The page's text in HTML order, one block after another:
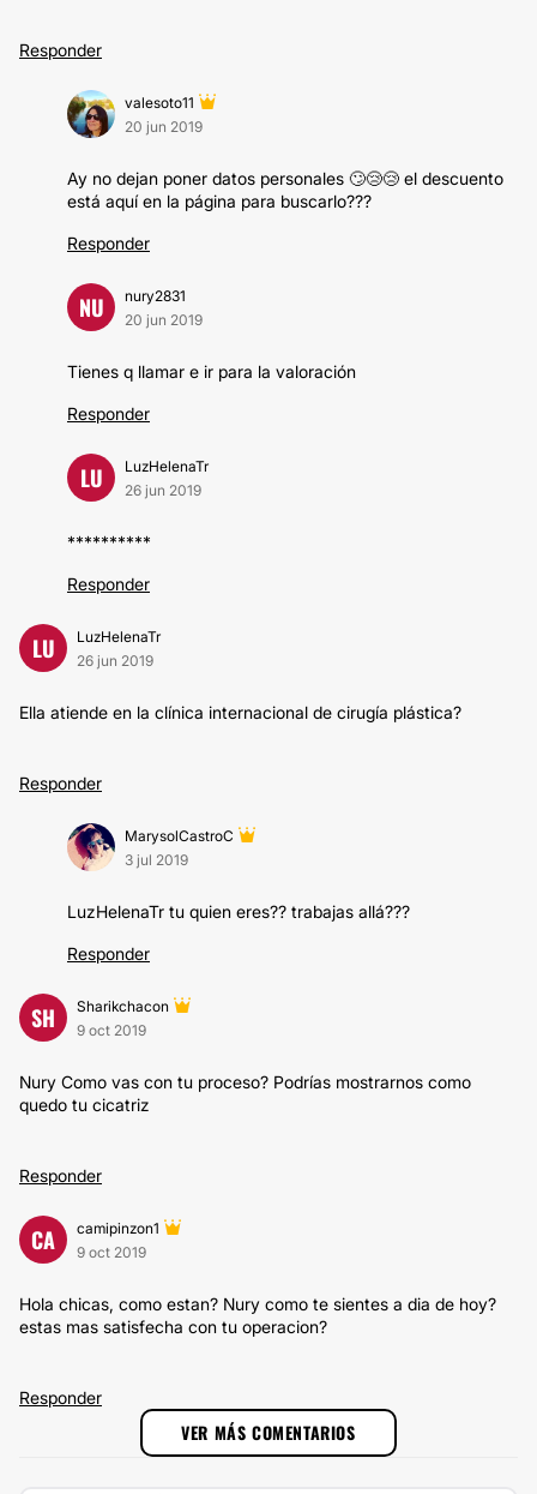
Responder
valesoto11
20 jun 2019
Ay no dejan poner datos personales 🙄😢😢 el descuento
está aquí en la página para buscarlo???
Responder
NU
nury2831
20 jun 2019
Tienes q llamar e ir para la valoración
Responder
LU
LuzHelenaTr
26 jun 2019
**********
Responder
LU
LuzHelenaTr
26 jun 2019
Ella atiende en la clínica internacional de cirugía plástica?
Responder
MarysolCastroC
3 jul 2019
LuzHelenaTr tu quien eres?? trabajas allá???
Responder
SH
Sharikchacon
9 oct 2019
Nury Como vas con tu proceso? Podrías mostrarnos como
quedo tu cicatriz
Responder
CA
camipinzon1
9 oct 2019
Hola chicas, como estan? Nury como te sientes a dia de hoy?
estas mas satisfecha con tu operacion?
Responder
VER MÁS COMENTARIOS